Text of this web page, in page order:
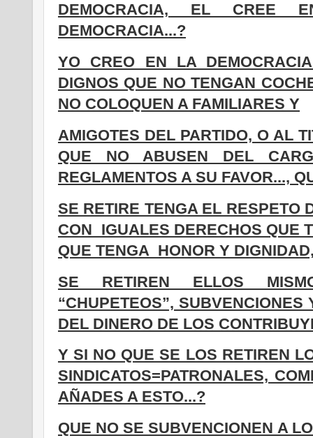
DEMOCRACIA, EL CREE
DEMOCRACIA...?
YO CREO EN LA
DIGNOS QUE NO TENGAN
NO COLOQUEN A FAMILIARES Y
AMIGOTES DEL PARTIDO, O AL
QUE NO ABUSEN DEL
REGLAMENTOS A SU FAVOR...,
SE RETIRE TENGA EL RESPETO
CON IGUALES DERECHOS QUE
QUE TENGA HONOR Y
SE RETIREN ELLOS
“CHUPETEOS”,
DEL DINERO DE LOS
Y SI NO QUE SE LOS RETIREN
SINDICATOS=PATRONALES,
AÑADES A ESTO...?
QUE NO SE SUBVENCIONEN A